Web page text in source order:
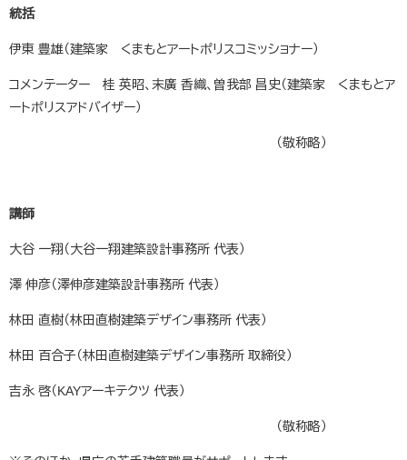
統括
伊東 豊雄（建築家 くまもとアートポリスコミッショナー）
コメンテーター 桂 英昭、末廣 香織、曽我部 昌史（建築家 くまもとア
ートポリスアドバイザー）
（敬称略）
講師
大谷 一翔（大谷一翔建築設計事務所 代表）
澤 伸彦（澤伸彦建築設計事務所 代表）
林田 直樹（林田直樹建築デザイン事務所 代表）
林田 百合子（林田直樹建築デザイン事務所 取締役）
吉永 啓（KAYアーキテクツ 代表）
（敬称略）